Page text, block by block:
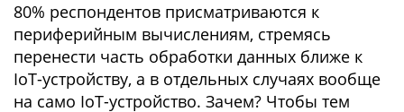
80% респондентов присматриваются к
периферийным вычислениям, стремясь
перенести часть обработки данных ближе к
IoT-устройству, а в отдельных случаях вообще
на само IoT-устройство. Зачем? Чтобы тем